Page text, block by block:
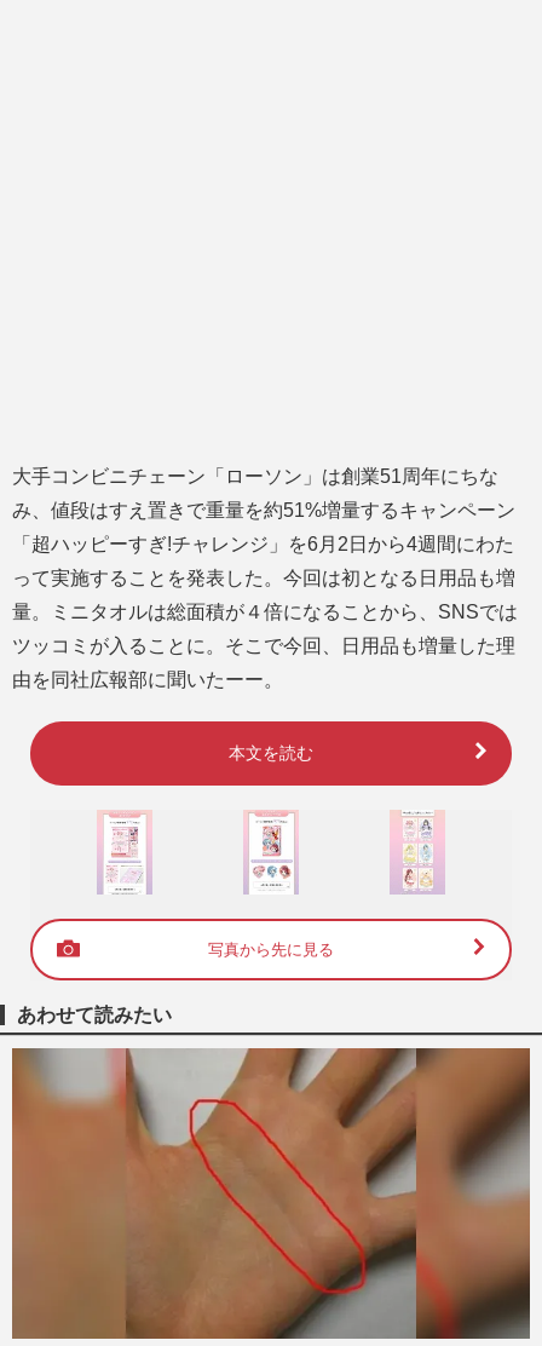
大手コンビニチェーン「ローソン」は創業51周年にちな
み、値段はすえ置きで重量を約51%増量するキャンペーン
「超ハッピーすぎ!チャレンジ」を6月2日から4週間にわた
って実施することを発表した。今回は初となる日用品も増
量。ミニタオルは総面積が４倍になることから、SNSでは
ツッコミが入ることに。そこで今回、日用品も増量した理
由を同社広報部に聞いたーー。
本文を読む
写真から先に見る
あわせて読みたい